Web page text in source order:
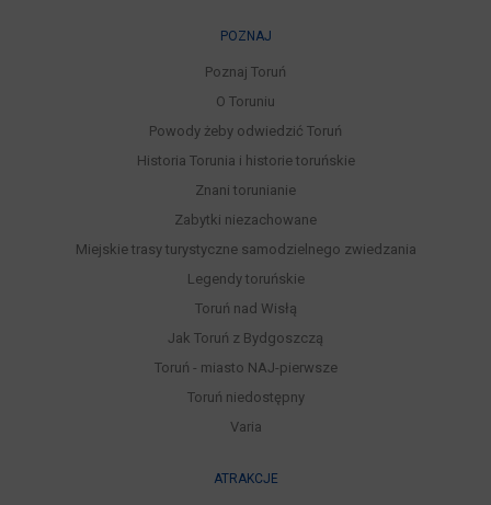
POZNAJ
Poznaj Toruń
O Toruniu
Powody żeby odwiedzić Toruń
Historia Torunia i historie toruńskie
Znani torunianie
Zabytki niezachowane
Miejskie trasy turystyczne samodzielnego zwiedzania
Legendy toruńskie
Toruń nad Wisłą
Jak Toruń z Bydgoszczą
Toruń - miasto NAJ-pierwsze
Toruń niedostępny
Varia
ATRAKCJE